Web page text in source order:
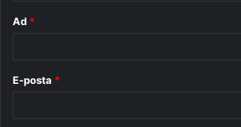
Ad *
E-posta *